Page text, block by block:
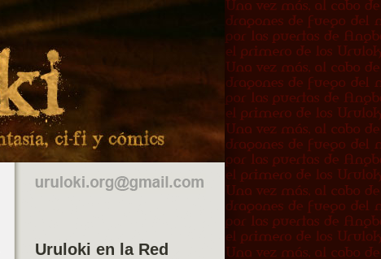
Uruloki en la Red